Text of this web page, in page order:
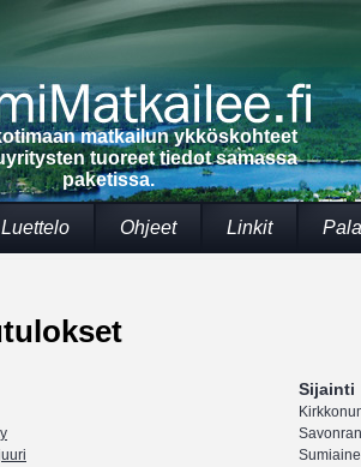
matkailun ykköskohteet
tuoreet tiedot samassa
paketissa.
Luettelo Ohjeet Linkit
Sijainti